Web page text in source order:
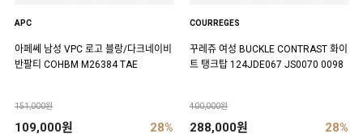
APC
아페쎄 남성 VPC 로고 블랑/다크네이비
반팔티 COHBM M26384 TAE
151,000원
109,000원 28%
COURREGES
꾸레쥬 여성 BUCKLE CONTRAST 화이
트 탱크탑 124JDE067 JS0070 0098
400,000원
288,000원 28%